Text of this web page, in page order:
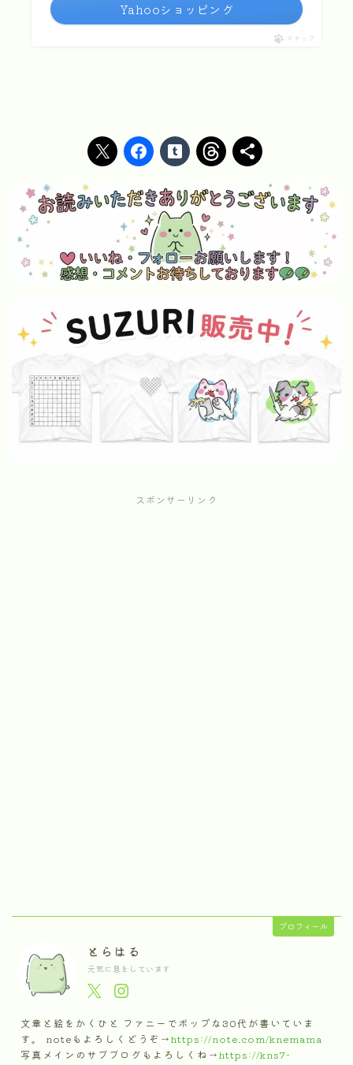
Yahooショッピング
ポチップ
スポンサーリンク
プロフィール
とらはる
元気に息をしています
文章と絵をかくひと ファニーでポップな30代が書いていま
す。 noteもよろしくどうぞ→https://note.com/knemama
写真メインのサブブログもよろしくね→https://kns7-